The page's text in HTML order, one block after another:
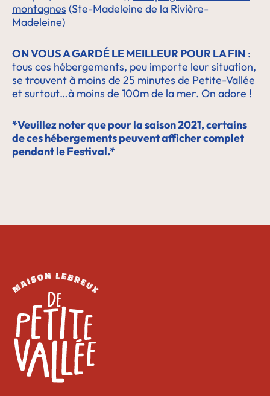
montagnes (Ste-Madeleine de la Rivière-
Madeleine)
ON VOUS A GARDÉ LE MEILLEUR POUR LA FIN :
tous ces hébergements, peu importe leur situation,
se trouvent à moins de 25 minutes de Petite-Vallée
et surtout…à moins de 100m de la mer. On adore !
*Veuillez noter que pour la saison 2021, certains
de ces hébergements peuvent afficher complet
pendant le Festival.*